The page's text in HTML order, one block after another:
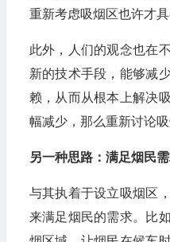
重新考虑吸烟区也许才具
此外，人们的观念也在
新的技术手段，能够减
赖，从而从根本上解决
幅减少，那么重新讨论
另一种思路：满足烟民
与其执着于设立吸烟区
来满足烟民的需求。比